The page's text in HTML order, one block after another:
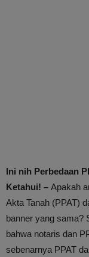
Ini nih Perbedaan
Ketahui! – Apakah
Akta Tanah (PPAT)
banner yang sama?
bahwa notaris dan
sebenarnya PPAT